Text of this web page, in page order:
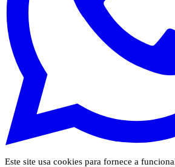
Este site usa cookies para fornece a